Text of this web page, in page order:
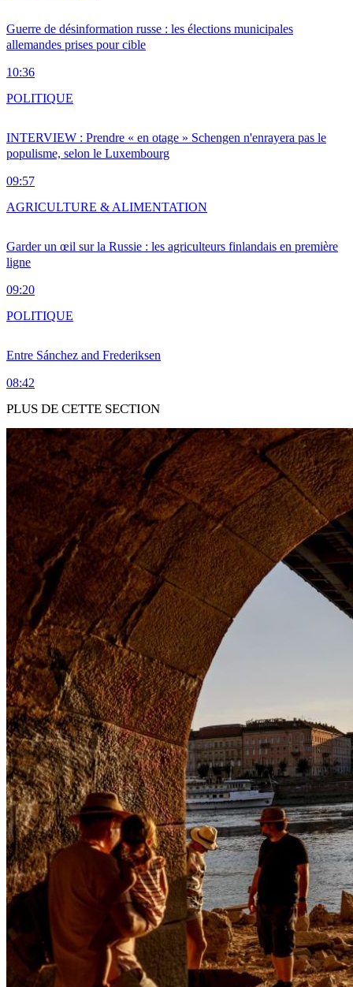
Guerre de désinformation russe : les élections municipales
allemandes prises pour cible
10:36
INTERVIEW : Prendre « en otage » Schengen n'enrayera pas le
populisme, selon le Luxembourg
09:57
POLITIQUE
Garder un œil sur la Russie : les agriculteurs finlandais en première
ligne
09:20
AGRICULTURE & ALIMENTATION
Entre Sánchez and Frederiksen
08:42
POLITIQUE
PLUS DE CETTE SECTION